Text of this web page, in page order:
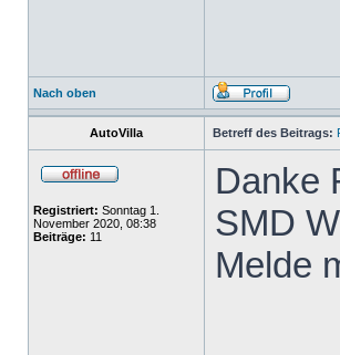
Nach oben
AutoVilla Betreff des Beitrags:
Registriert: Sonntag 1.
November 2020, 08:38
Beiträge: 11
Danke
SMD
Melde